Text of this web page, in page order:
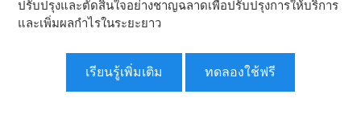
ปรับปรุงและตัดสินใจอย่างชาญฉลาดเพื่อปรับปรุงการให้บริการ
และเพิ่มผลกําไรในระยะยาว
เรียนรู้เพิ่มเติม ทดลองใช้ฟรี